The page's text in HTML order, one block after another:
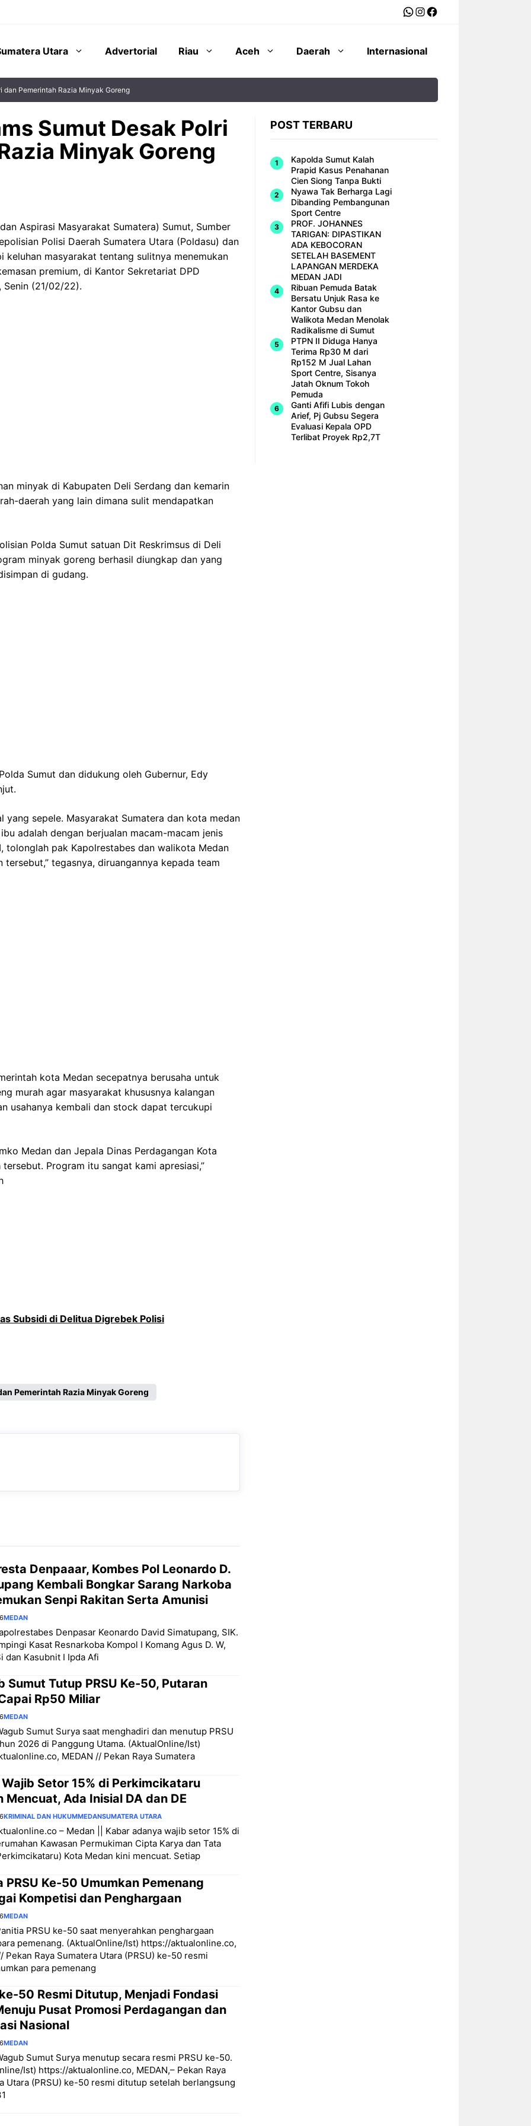
WhatsApp
Instagram
Facebook
Utara Advertorial Riau Aceh Daerah Internasional
dan Pemerintah Razia Minyak Goreng
Sumut Desak Polri
Minyak Goreng
Aspirasi Masyarakat Sumatera) Sumut, Sumber
Polisi Daerah Sumatera Utara (Poldasu) dan
keluhan masyarakat tentang sulitnya menemukan
premium, di Kantor Sekretariat DPD
Senin (21/02/22).
minyak di Kabupaten Deli Serdang dan kemarin
daerah yang lain dimana sulit mendapatkan
Polda Sumut satuan Dit Reskrimsus di Deli
minyak goreng berhasil diungkap dan yang
di gudang.
Sumut dan didukung oleh Gubernur, Edy
yang sepele. Masyarakat Sumatera dan kota medan
adalah dengan berjualan macam-macam jenis
tolonglah pak Kapolrestabes dan walikota Medan
tegasnya, diruangannya kepada team
kota Medan secepatnya berusaha untuk
murah agar masyarakat khususnya kalangan
usahanya kembali dan stock dapat tercukupi
Medan dan Jepala Dinas Perdagangan Kota
Program itu sangat kami apresiasi,”
Subsidi di Delitua Digrebek Polisi
Pemerintah Razia Minyak Goreng
Denpaaar, Kombes Pol Leonardo D.
Kembali Bongkar Sarang Narkoba
Senpi Rakitan Serta Amunisi
MEDAN
Denpasar Keonardo David Simatupang, SIK.
Kasat Resnarkoba Kompol I Komang Agus D. W,
dan Kasubnit I Ipda Afi
Sumut Tutup PRSU Ke-50, Putaran
Rp50 Miliar
MEDAN
Sumut Surya saat menghadiri dan menutup PRSU
2026 di Panggung Utama. (AktualOnline/Ist)
MEDAN // Pekan Raya Sumatera
Setor 15% di Perkimcikataru
Mencuat, Ada Inisial DA dan DE
KRIMINAL DAN HUKUMMEDANSUMATERA UTARA
– Medan || Kabar adanya wajib setor 15% di
Kawasan Permukiman Cipta Karya dan Tata
Kota Medan kini mencuat. Setiap
PRSU Ke-50 Umumkan Pemenang
Kompetisi dan Penghargaan
MEDAN
PRSU ke-50 saat menyerahkan penghargaan
pemenang. (AktualOnline/Ist) https://aktualonline.co,
Pekan Raya Sumatera Utara (PRSU) ke-50 resmi
para pemenang
50 Resmi Ditutup, Menjadi Fondasi
Pusat Promosi Perdagangan dan
Nasional
MEDAN
Sumut Surya menutup secara resmi PRSU ke-50.
Ist) https://aktualonline.co, MEDAN,– Pekan Raya
Utara (PRSU) ke-50 resmi ditutup setelah berlangsung
POST TERBARU
Kapolda Sumut Kalah
Prapid Kasus Penahanan
Cien Siong Tanpa Bukti
Nyawa Tak Berharga Lagi
Dibanding Pembangunan
Sport Centre
PROF. JOHANNES
TARIGAN: DIPASTIKAN
ADA KEBOCORAN
SETELAH BASEMENT
LAPANGAN MERDEKA
MEDAN JADI
Ribuan Pemuda Batak
Bersatu Unjuk Rasa ke
Kantor Gubsu dan
Walikota Medan Menolak
Radikalisme di Sumut
PTPN II Diduga Hanya
Terima Rp30 M dari
Rp152 M Jual Lahan
Sport Centre, Sisanya
Jatah Oknum Tokoh
Pemuda
Ganti Afifi Lubis dengan
Arief, Pj Gubsu Segera
Evaluasi Kepala OPD
Terlibat Proyek Rp2,7T